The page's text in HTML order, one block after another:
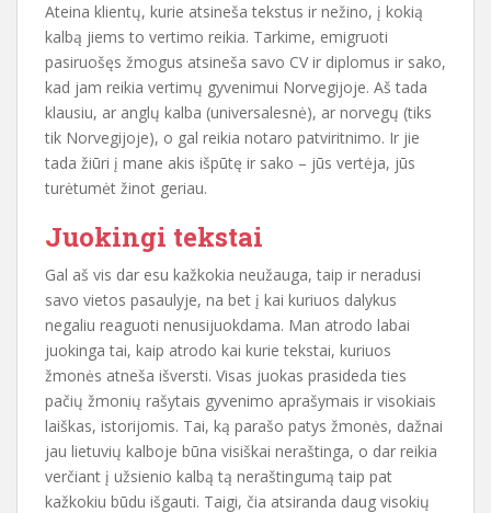
Ateina klientų, kurie atsineša tekstus ir nežino, į kokią
kalbą jiems to vertimo reikia. Tarkime, emigruoti
pasiruošęs žmogus atsineša savo CV ir diplomus ir sako,
kad jam reikia vertimų gyvenimui Norvegijoje. Aš tada
klausiu, ar anglų kalba (universalesnė), ar norvegų (tiks
tik Norvegijoje), o gal reikia notaro patviritnimo. Ir jie
tada žiūri į mane akis išpūtę ir sako – jūs vertėja, jūs
turėtumėt žinot geriau.
Juokingi tekstai
Gal aš vis dar esu kažkokia neužauga, taip ir neradusi
savo vietos pasaulyje, na bet į kai kuriuos dalykus
negaliu reaguoti nenusijuokdama. Man atrodo labai
juokinga tai, kaip atrodo kai kurie tekstai, kuriuos
žmonės atneša išversti. Visas juokas prasideda ties
pačių žmonių rašytais gyvenimo aprašymais ir visokiais
laiškas, istorijomis. Tai, ką parašo patys žmonės, dažnai
jau lietuvių kalboje būna visiškai neraštinga, o dar reikia
verčiant į užsienio kalbą tą neraštingumą taip pat
kažkokiu būdu išgauti. Taigi, čia atsiranda daug visokių